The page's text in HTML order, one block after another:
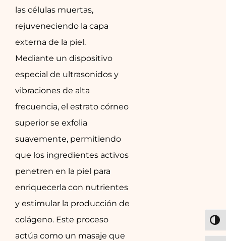
las células muertas,
rejuveneciendo la capa
externa de la piel.
Mediante un dispositivo
especial de ultrasonidos y
vibraciones de alta
frecuencia, el estrato córneo
superior se exfolia
suavemente, permitiendo
que los ingredientes activos
penetren en la piel para
enriquecerla con nutrientes
y estimular la producción de
colágeno. Este proceso
actúa como un masaje que